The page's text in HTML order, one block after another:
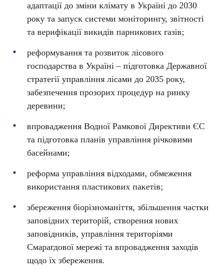
адаптації до зміни клімату в Україні до 2030
року та запуск системи моніторингу, звітності
та верифікації викидів парникових газів;
реформування та розвиток лісового
господарства в Україні – підготовка Державної
стратегії управління лісами до 2035 року,
забезпечення прозорих процедур на ринку
деревини;
впровадження Водної Рамкової Директиви ЄС
та підготовка планів управління річковими
басейнами;
реформа управління відходами, обмеження
використання пластикових пакетів;
збереження біорізноманіття, збільшення частки
заповідних територій, створення нових
заповідників, управління територіями
Смарагдової мережі та впровадження заходів
щодо їх збереження.